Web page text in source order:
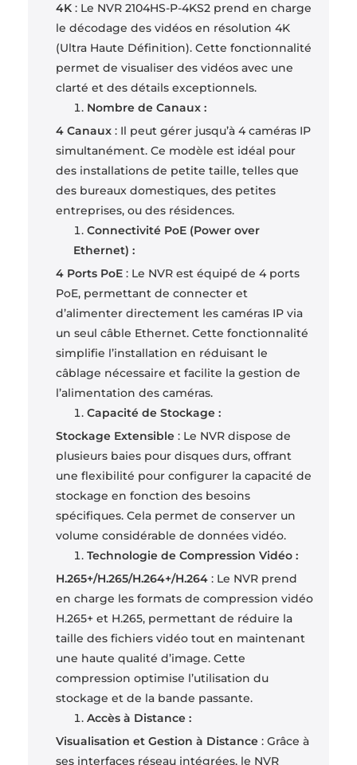
4K: Le NVR 2104HS-P-4KS2 prend en charge
le décodage des vidéos en résolution 4K
(Ultra Haute Définition). Cette fonctionnalité
permet de visualiser des vidéos avec une
clarté et des détails exceptionnels.
Nombre de Canaux :
4 Canaux: Il peut gérer jusqu’à 4 caméras IP
simultanément. Ce modèle est idéal pour
des installations de petite taille, telles que
des bureaux domestiques, des petites
entreprises, ou des résidences.
Connectivité PoE (Power over
Ethernet) :
4 Ports PoE: Le NVR est équipé de 4 ports
PoE, permettant de connecter et
d’alimenter directement les caméras IP via
un seul câble Ethernet. Cette fonctionnalité
simplifie l’installation en réduisant le
câblage nécessaire et facilite la gestion de
l’alimentation des caméras.
Capacité de Stockage :
Stockage Extensible: Le NVR dispose de
plusieurs baies pour disques durs, offrant
une flexibilité pour configurer la capacité de
stockage en fonction des besoins
spécifiques. Cela permet de conserver un
volume considérable de données vidéo.
Technologie de Compression Vidéo :
H.265+/H.265/H.264+/H.264: Le NVR prend
en charge les formats de compression vidéo
H.265+ et H.265, permettant de réduire la
taille des fichiers vidéo tout en maintenant
une haute qualité d’image. Cette
compression optimise l’utilisation du
stockage et de la bande passante.
Accès à Distance :
Visualisation et Gestion à Distance: Grâce à
ses interfaces réseau intégrées, le NVR